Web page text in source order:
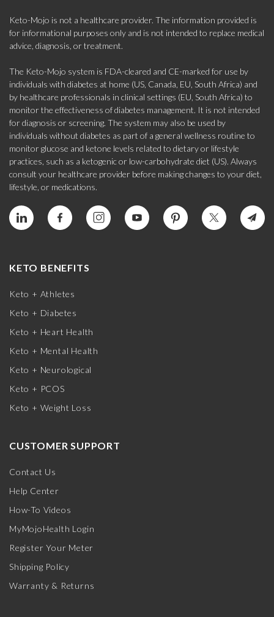
Keto-Mojo is not a healthcare provider. The information provided is
for informational purposes only and is not intended to replace medical
advice, diagnosis, or treatment.
The Keto-Mojo system is FDA-cleared and CE-marked for use by
individuals with diabetes at home (US, Canada, EU, South Africa) and
by healthcare professionals in clinical settings (EU, South Africa) to
monitor the effectiveness of diabetes management. It is not intended
for diagnosis or screening. The system may also be used by
individuals without diabetes as part of a general wellness routine to
monitor glucose and ketone levels related to dietary or lifestyle
practices, such as a ketogenic or low-carbohydrate diet (US). Always
consult your healthcare provider before making changes to your diet,
lifestyle, or medications.
KETO BENEFITS
Keto + Athletes
Keto + Diabetes
Keto + Heart Health
Keto + Mental Health
Keto + Neurological
Keto + PCOS
Keto + Weight Loss
CUSTOMER SUPPORT
Contact Us
Help Center
How-To Videos
MyMojoHealth Login
Register Your Meter
Shipping Policy
Warranty & Returns